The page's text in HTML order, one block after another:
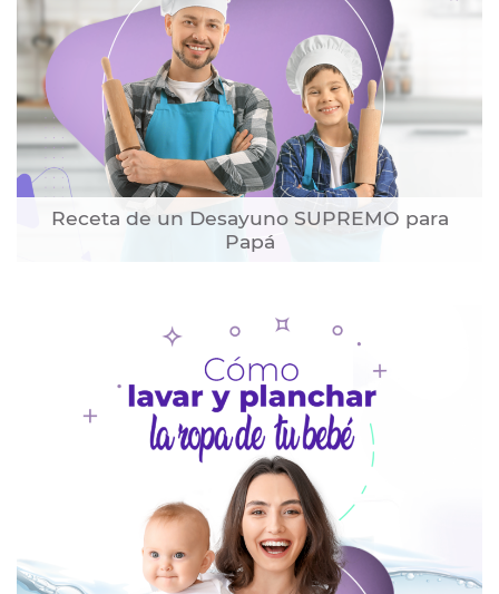
Receta de un Desayuno SUPREMO para
Papá